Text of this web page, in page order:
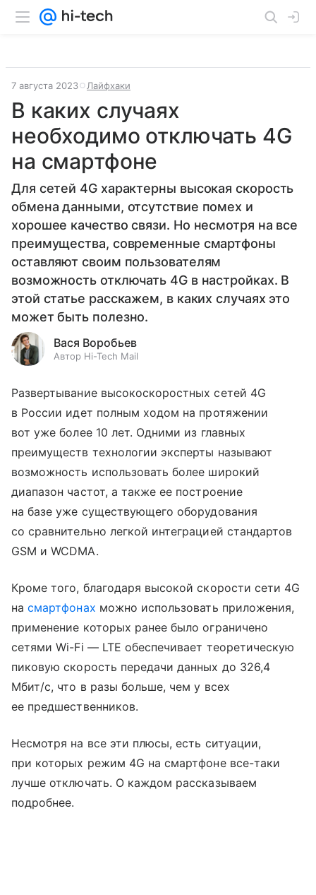
7 августа 2023 Лайфхаки
В каких случаях
необходимо отключать 4G
на смартфоне
Для сетей 4G характерны высокая скорость
обмена данными, отсутствие помех и
хорошее качество связи. Но несмотря на все
преимущества, современные смартфоны
оставляют своим пользователям
возможность отключать 4G в настройках. В
этой статье расскажем, в каких случаях это
может быть полезно.
Вася Воробьев
Автор Hi-Tech Mail
Развертывание высокоскоростных сетей 4G
в России идет полным ходом на протяжении
вот уже более 10 лет. Одними из главных
преимуществ технологии эксперты называют
возможность использовать более широкий
диапазон частот, а также ее построение
на базе уже существующего оборудования
со сравнительно легкой интеграцией стандартов
GSM и WCDMA.
Кроме того, благодаря высокой скорости сети 4G
насмартфонах можно использовать приложения,
применение которых ранее было ограничено
сетями Wi-Fi — LTE обеспечивает теоретическую
пиковую скорость передачи данных до 326,4
Мбит/с, что в разы больше, чем у всех
ее предшественников.
Несмотря на все эти плюсы, есть ситуации,
при которых режим 4G на смартфоне все-таки
лучше отключать. О каждом рассказываем
подробнее.